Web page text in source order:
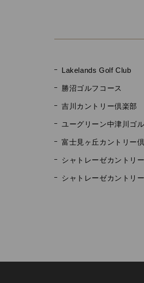
Lakelands Golf Club
勝沼ゴルフコース
吉川カントリー倶楽部
ユーグリーン中津川ゴ
富士見ヶ丘カントリー
シャトレーゼカントリ
シャトレーゼカントリ